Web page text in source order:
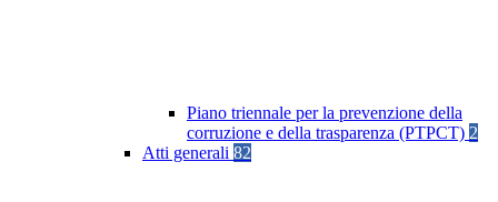
Piano triennale per la prevenzione della
corruzione e della trasparenza (PTPCT) 2
Atti generali 82